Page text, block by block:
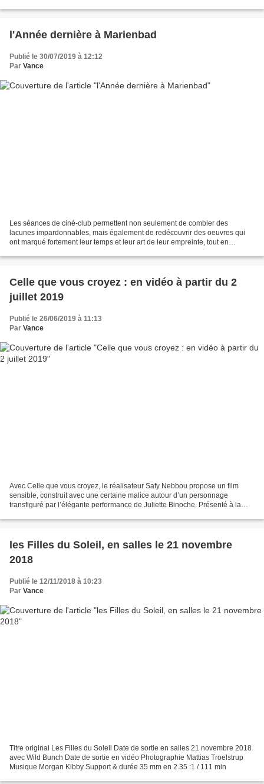
l'Année dernière à Marienbad
Publié le 30/07/2019 à 12:12
Par Vance
Les séances de ciné-club permettent non seulement de combler des
lacunes impardonnables, mais également de redécouvrir des oeuvres qui
ont marqué fortement leur temps et leur art de leur empreinte, tout en
Celle que vous croyez : en vidéo à partir du 2
juillet 2019
Publié le 26/06/2019 à 11:13
Par Vance
Avec Celle que vous croyez, le réalisateur Safy Nebbou propose un film
sensible, construit avec une certaine malice autour d’un personnage
transfiguré par l’élégante performance de Juliette Binoche. Présenté à la
les Filles du Soleil, en salles le 21 novembre
2018
Publié le 12/11/2018 à 10:23
Par Vance
Titre original Les Filles du Soleil Date de sortie en salles 21 novembre 2018
avec Wild Bunch Date de sortie en vidéo Photographie Mattias Troelstrup
Musique Morgan Kibby Support & durée 35 mm en 2.35 :1 / 111 min